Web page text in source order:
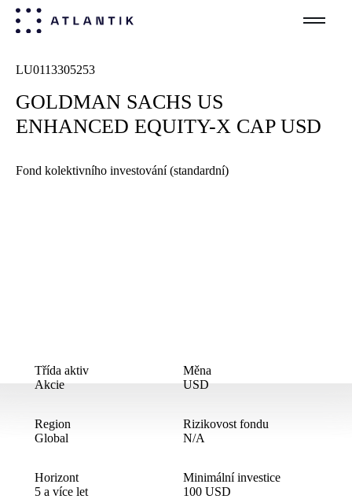
LU0113305253
GOLDMAN SACHS US
ENHANCED EQUITY-X CAP USD
Fond kolektivního investování (standardní)
Třída aktiv
Akcie
Měna
USD
Region
Global
Rizikovost fondu
N/A
Horizont
5 a více let
Minimální investice
100 USD